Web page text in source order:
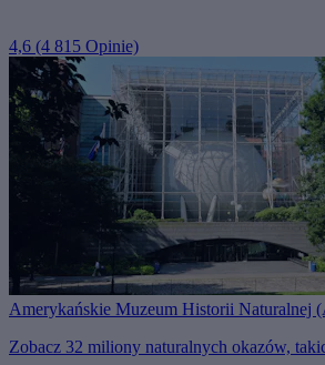
4,6 (4 815 Opinie)
Amerykańskie Muzeum Historii Naturalnej
Zobacz 32 miliony naturalnych okazów,